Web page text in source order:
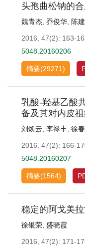
头孢曲松钠的
魏青杰 乔俊华 陈
2016, 47(2): 163-
5048.20160206
摘要(29271)
乳酸-羟基乙酸
备及其对内皮
刘焕云 李禄丰 徐
2016, 47(2): 166-
5048.20160207
摘要(1564)
稳定的阿戈美
徐银荣 盛晓霞
2016, 47(2): 171-